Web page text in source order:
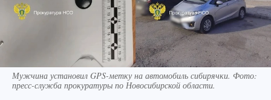
Мужчина установил GPS-метку на автомобиль сибирячки. Фото:
пресс-служба прокуратуры по Новосибирской области.